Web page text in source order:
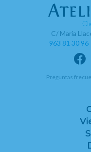
C/ Maria
963 81 30 96
Preguntas